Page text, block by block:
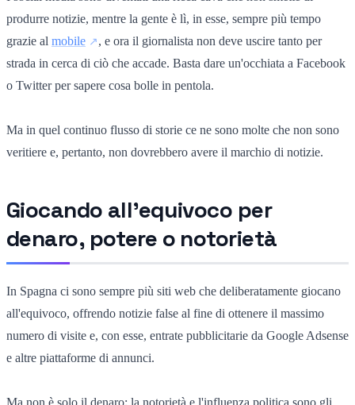
produrre notizie, mentre la gente è lì, in esse, sempre più tempo
grazie al mobile
, e ora il giornalista non deve uscire tanto per
strada in cerca di ciò che accade. Basta dare un'occhiata a Facebook
o Twitter per sapere cosa bolle in pentola.
Ma in quel continuo flusso di storie ce ne sono molte che non sono
veritiere e, pertanto, non dovrebbero avere il marchio di notizie.
Giocando all'equivoco per
denaro, potere o notorietà
In Spagna ci sono sempre più siti web che deliberatamente giocano
all'equivoco, offrendo notizie false al fine di ottenere il massimo
numero di visite e, con esse, entrate pubblicitarie da Google Adsense
e altre piattaforme di annunci.
Ma non è solo il denaro: la notorietà e l'influenza politica sono gli